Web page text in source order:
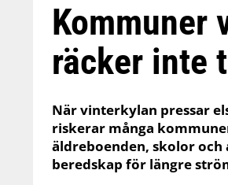
Kommuner
räcker inte
När vinterkylan pressar
riskerar många
äldreboenden, skolor
beredskap för längre